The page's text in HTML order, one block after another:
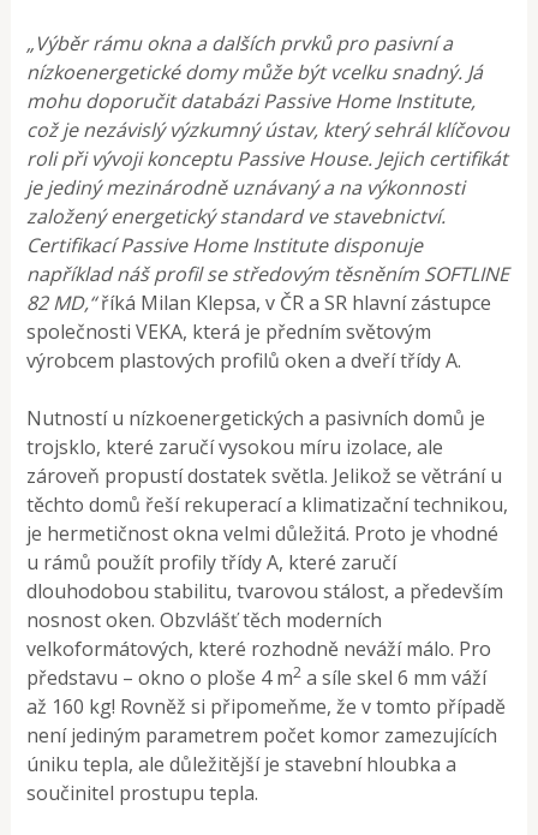
„Výběr rámu okna a dalších prvků pro pasivní a
nízkoenergetické domy může být vcelku snadný. Já
mohu doporučit databázi Passive Home Institute,
což je nezávislý výzkumný ústav, který sehrál klíčovou
roli při vývoji konceptu Passive House. Jejich certifikát
je jediný mezinárodně uznávaný a na výkonnosti
založený energetický standard ve stavebnictví.
Certifikací Passive Home Institute disponuje
například náš profil se středovým těsněním SOFTLINE
82 MD,“říká Milan Klepsa, v ČR a SR hlavní zástupce
společnosti VEKA, která je předním světovým
výrobcem plastových profilů oken a dveří třídy A.
Nutností u nízkoenergetických a pasivních domů je
trojsklo, které zaručí vysokou míru izolace, ale
zároveň propustí dostatek světla. Jelikož se větrání u
těchto domů řeší rekuperací a klimatizační technikou,
je hermetičnost okna velmi důležitá. Proto je vhodné
u rámů použít profily třídy A, které zaručí
dlouhodobou stabilitu, tvarovou stálost, a především
nosnost oken. Obzvlášť těch moderních
velkoformátových, které rozhodně neváží málo. Pro
představu – okno o ploše 4 m2 a síle skel 6 mm váží
až 160 kg! Rovněž si připomeňme, že v tomto případě
není jediným parametrem počet komor zamezujících
úniku tepla, ale důležitější je stavební hloubka a
součinitel prostupu tepla.